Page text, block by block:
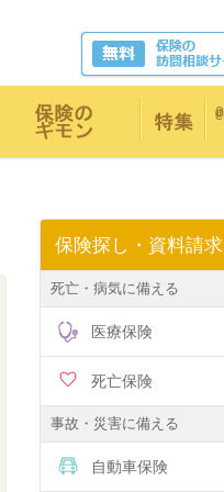
保険探し・資料請求
死亡・病気に備える
医療保険
死亡保険
事故・災害に備える
自動車保険